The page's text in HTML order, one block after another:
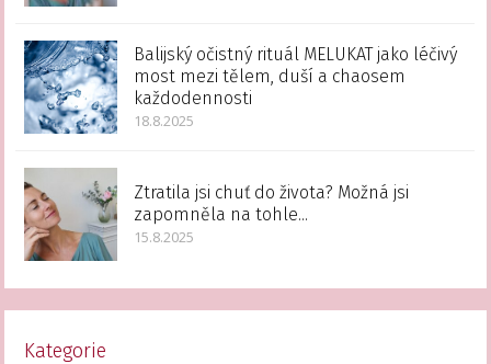
Balijský očistný rituál MELUKAT jako léčivý
most mezi tělem, duší a chaosem
každodennosti
18.8.2025
Ztratila jsi chuť do života? Možná jsi
zapomněla na tohle...
15.8.2025
Kategorie